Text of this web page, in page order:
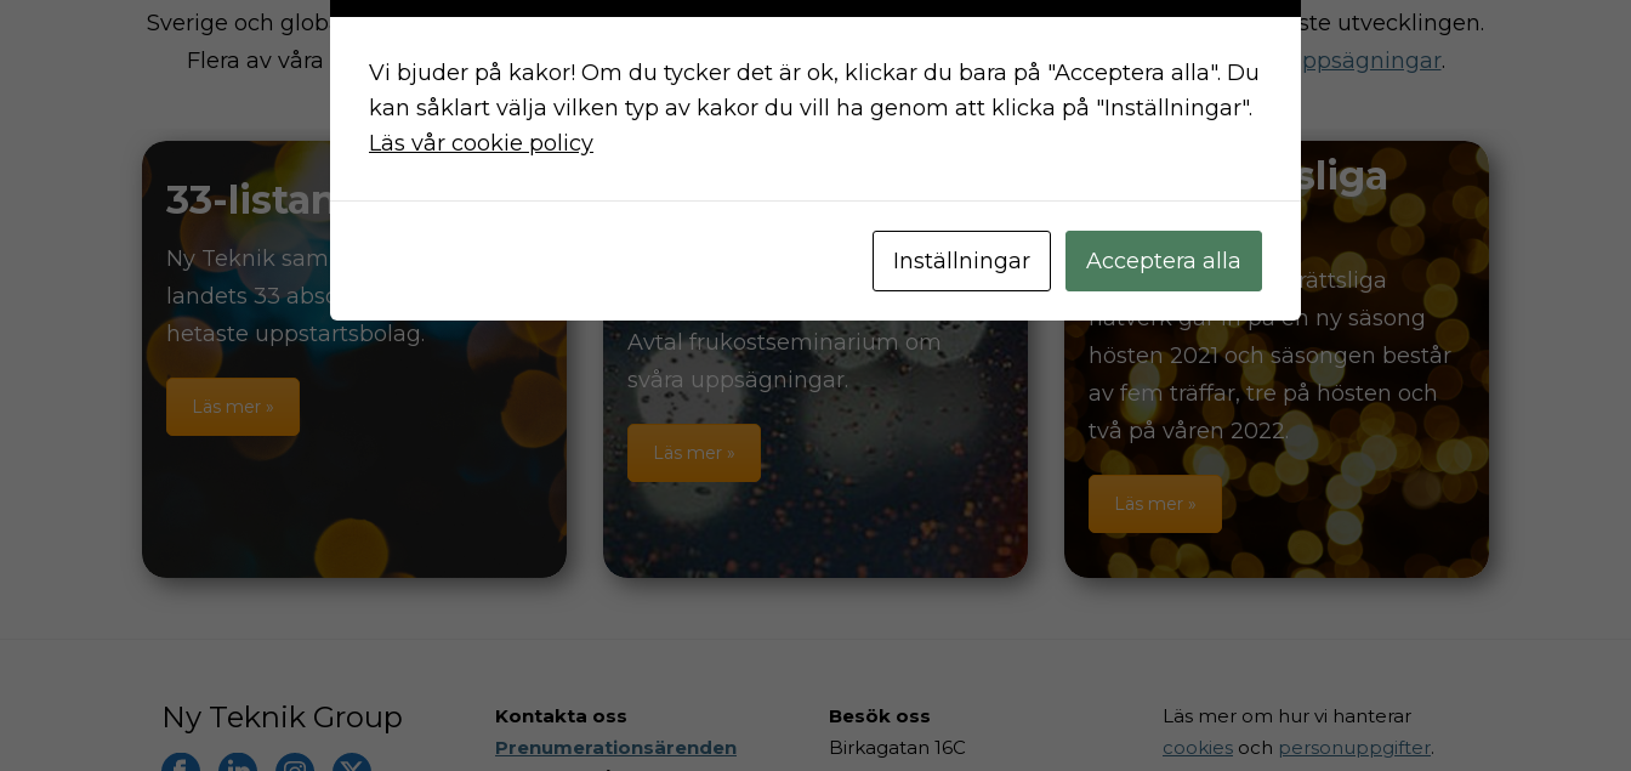
Sverige och globalt. Här möts deltagare för att nätverka, utbyta erfarenheter och lära sig allt om den senaste utvecklingen.
Flera av våra event är kända som branschens naturliga årliga mötesplats så som
33-listan och Svåra Uppsägningar.
33-listan
Ny Teknik samlar varje år
landets 33 absolut
hetaste uppstartsbolag.
Läs mer »
Svåra
Uppsägningar
Avtal frukostseminarium om
svåra uppsägningar.
Läs mer »
Arbetsrättsliga
nätverket
Lag & Avtals arbetsrättsliga
nätverk går in på en ny säsong
hösten 2021 och säsongen består
av fem träffar, tre på hösten och
två på våren 2022.
Läs mer »
Ny Teknik Group
Kontakta oss
Prenumerationsärenden
Besök oss
Birkagatan 16C
Läs mer om hur vi hanterar
cookies och personuppgifter.
Vi bjuder på kakor! Om du tycker det är ok, klickar du bara på "Acceptera alla". Du
kan såklart välja vilken typ av kakor du vill ha genom att klicka på "Inställningar".
Läs vår cookie policy
Inställningar Acceptera alla